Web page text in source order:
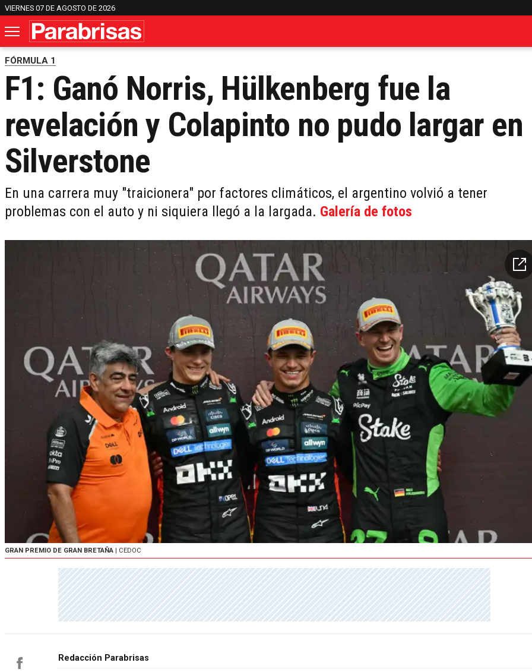
VIERNES 07 DE AGOSTO DE 2026
FÓRMULA 1
F1: Ganó Norris, Hülkenberg fue la
revelación y Colapinto no pudo largar en
Silverstone
En una carrera muy "traicionera" por factores climáticos, el argentino volvió a tener
problemas con el auto y ni siquiera llegó a la largada. Galería de fotos
GRAN PREMIO DE GRAN BRETAÑA | CEDOC
Redacción Parabrisas